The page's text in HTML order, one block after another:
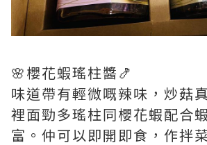
🌸櫻花蝦瑤柱醬🍤
味道帶有輕微嘅辣味，炒菇
裡面勁多瑤柱同櫻花蝦配合
富。仲可以即開即食，作拌